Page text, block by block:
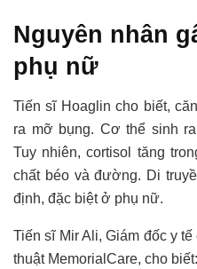
Nguyên nhân
phụ nữ
Tiến sĩ Hoaglin cho biết,
ra mỡ bụng. Cơ thể sinh
Tuy nhiên, cortisol tăng
chất béo và đường. Di
định, đặc biệt ở phụ nữ.
Tiến sĩ Mir Ali, Giám đốc y
thuật MemorialCare, cho